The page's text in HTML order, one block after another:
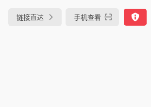
链接直达 手机查看